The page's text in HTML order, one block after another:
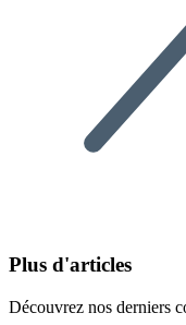
Plus d'articles
Découvrez nos derniers